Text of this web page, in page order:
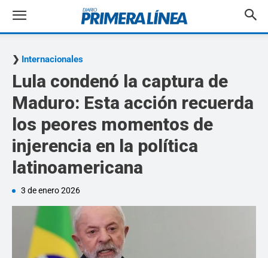
Internacionales
Lula condenó la captura de
Maduro: Esta acción recuerda
los peores momentos de
injerencia en la política
latinoamericana
3 de enero 2026